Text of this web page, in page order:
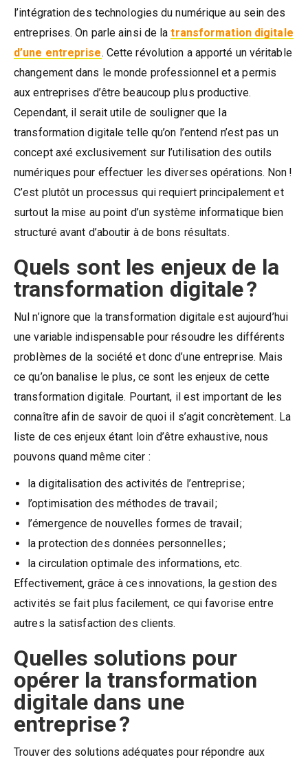
l’intégration des technologies du numérique au sein des
entreprises. On parle ainsi de latransformation digitale
d’une entreprise. Cette révolution a apporté un véritable
changement dans le monde professionnel et a permis
aux entreprises d’être beaucoup plus productive.
Cependant, il serait utile de souligner que la
transformation digitale telle qu’on l’entend n’est pas un
concept axé exclusivement sur l’utilisation des outils
numériques pour effectuer les diverses opérations. Non !
C’est plutôt un processus qui requiert principalement et
surtout la mise au point d’un système informatique bien
structuré avant d’aboutir à de bons résultats.
Quels sont les enjeux de la
transformation digitale ?
Nul n’ignore que la transformation digitale est aujourd’hui
une variable indispensable pour résoudre les différents
problèmes de la société et donc d’une entreprise. Mais
ce qu’on banalise le plus, ce sont les enjeux de cette
transformation digitale. Pourtant, il est important de les
connaître afin de savoir de quoi il s’agit concrètement. La
liste de ces enjeux étant loin d’être exhaustive, nous
pouvons quand même citer :
la digitalisation des activités de l’entreprise ;
l’optimisation des méthodes de travail ;
l’émergence de nouvelles formes de travail ;
la protection des données personnelles ;
la circulation optimale des informations, etc.
Effectivement, grâce à ces innovations, la gestion des
activités se fait plus facilement, ce qui favorise entre
autres la satisfaction des clients.
Quelles solutions pour
opérer la transformation
digitale dans une
entreprise ?
Trouver des solutions adéquates pour répondre aux